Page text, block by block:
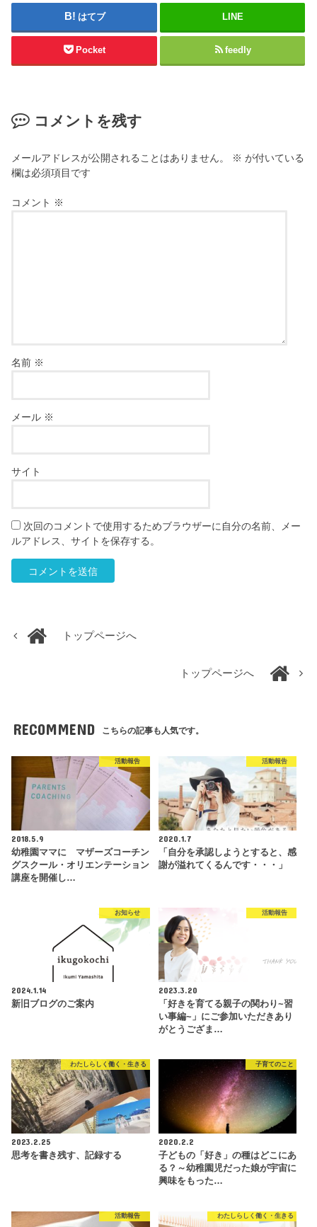
はてブ LINE
Pocket feedly
コメントを残す
メールアドレスが公開されることはありません。 ※ が付いている
欄は必須項目です
コメント ※
名前 ※
メール ※
サイト
次回のコメントで使用するためブラウザーに自分の名前、メー
ルアドレス、サイトを保存する。
トップページへ
トップページへ
RECOMMEND こちらの記事も人気です。
活動報告
2018.5.9
幼稚園ママに マザーズコーチン
グスクール・オリエンテーション
講座を開催し…
活動報告
2020.1.7
「自分を承認しようとすると、感
謝が溢れてくるんです・・・」
お知らせ
2024.1.14
新旧ブログのご案内
活動報告
2023.3.20
「好きを育てる親子の関わり~習
い事編~」にご参加いただきあり
がとうござま…
わたしらしく働く・生きる
2023.2.25
思考を書き残す、記録する
子育てのこと
2020.2.2
子どもの「好き」の種はどこにあ
る？～幼稚園児だった娘が宇宙に
興味をもった…
活動報告 わたしらしく働く・生きる